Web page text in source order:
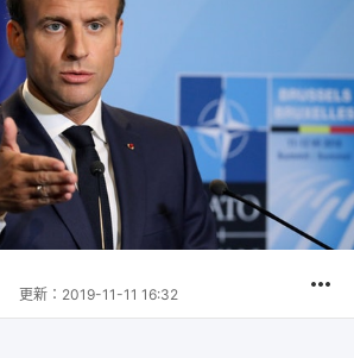
更新： 2019-11-11 16:32